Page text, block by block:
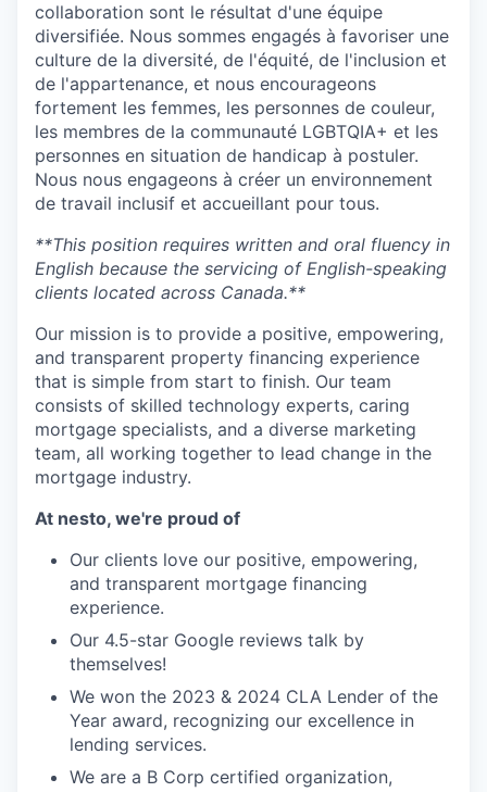
collaboration sont le résultat d'une équipe
diversifiée. Nous sommes engagés à favoriser une
culture de la diversité, de l'équité, de l'inclusion et
de l'appartenance, et nous encourageons
fortement les femmes, les personnes de couleur,
les membres de la communauté LGBTQIA+ et les
personnes en situation de handicap à postuler.
Nous nous engageons à créer un environnement
de travail inclusif et accueillant pour tous.
**This position requires written and oral fluency in
English because the servicing of English-speaking
clients located across Canada.**
Our mission is to provide a positive, empowering,
and transparent property financing experience
that is simple from start to finish. Our team
consists of skilled technology experts, caring
mortgage specialists, and a diverse marketing
team, all working together to lead change in the
mortgage industry.
At nesto, we're proud of
Our clients love our positive, empowering,
and transparent mortgage financing
experience.
Our 4.5-star Google reviews talk by
themselves!
We won the 2023 & 2024 CLA Lender of the
Year award, recognizing our excellence in
lending services.
We are a B Corp certified organization,